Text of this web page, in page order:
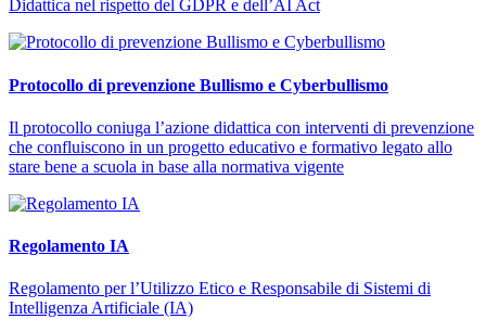
Didattica nel rispetto del GDPR e dell’AI Act
Protocollo di prevenzione Bullismo e Cyberbullismo
Il protocollo coniuga l’azione didattica con interventi di prevenzione
che confluiscono in un progetto educativo e formativo legato allo
stare bene a scuola in base alla normativa vigente
Regolamento IA
Regolamento per l’Utilizzo Etico e Responsabile di Sistemi di
Intelligenza Artificiale (IA)